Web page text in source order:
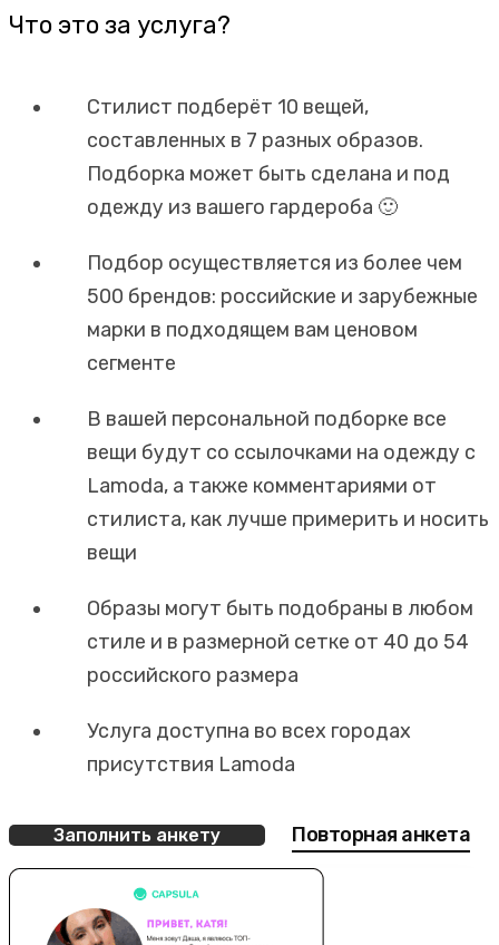
Что это за услуга?
Cтилист подберёт 10 вещей,
составленных в 7 разных образов.
Подборка может быть сделана и под
одежду из вашего гардероба 🙂
Подбор осуществляется из более чем
500 брендов: российские и зарубежные
марки в подходящем вам ценовом
сегменте
В вашей персональной подборке все
вещи будут со ссылочками на одежду с
Lamoda, а также комментариями от
стилиста, как лучше примерить и носить
вещи
Образы могут быть подобраны в любом
стиле и в размерной сетке от 40 до 54
российского размера
Услуга доступна во всех городах
присутствия Lamoda
Заполнить анкету Повторная анкета